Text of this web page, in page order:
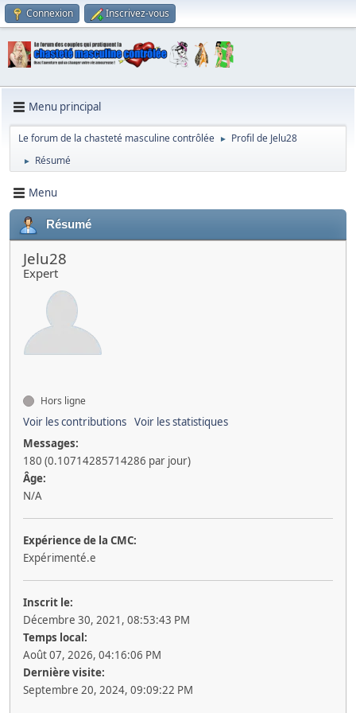
Connexion Inscrivez-vous
Menu principal
Le forum de la chasteté masculine contrôlée ► Profil de Jelu28
► Résumé
Menu
Résumé
Jelu28
Expert
Hors ligne
Voir les contributions Voir les statistiques
Messages:
180 (0.10714285714286 par jour)
Âge:
N/A
Expérience de la CMC:
Expérimenté.e
Inscrit le:
Décembre 30, 2021, 08:53:43 PM
Temps local:
Août 07, 2026, 04:16:06 PM
Dernière visite:
Septembre 20, 2024, 09:09:22 PM